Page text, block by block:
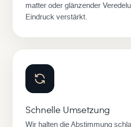
matter oder glänzender
Eindruck verstärkt.
Schnelle Umsetzung
Wir halten die Abstimmung